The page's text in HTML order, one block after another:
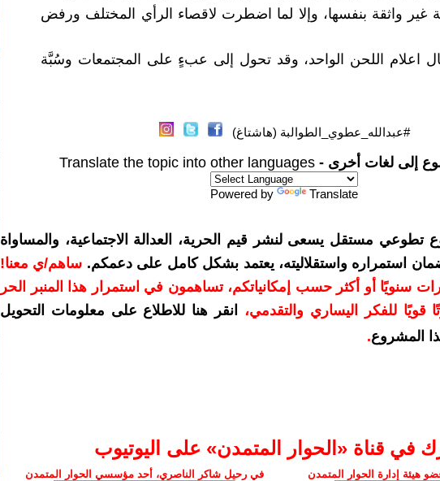
غير واثقة بنفسها، وإلا لما اضطرت لاقصاء الرأي المختلف ورفض
اعلام اللحن الواحد، وقد تحول إلى عبءٍ على المجتمعات وسُبَّة
#عبدالله_عطوي_الطوالبة (هاشتاغ)
إلى لغات أخرى - Translate the topic into other languages
Powered by Translate
تطوعي مستقل يسعى لنشر قيم الحرية، العدالة الاجتماعية، والمساواة
استمراره واستقلاليته، يعتمد بشكل كامل على دعمكم. ساهم/ي معنا!
بمبلغ 10 دولارات سنويًا أو أكثر حسب إمكانياتكم، تساهمون في استمرار هذا المنبر الحر
قويًا للفكر اليساري والتقدمي،
انقر هنا للاطلاع على معلومات التحويل
المشروع.
في قناة ‫«الحوار المتمدن» على اليوتيوب
هيئة إدارة الحوار المتمدن في رحيل شاكر الناصري، أحد مؤسسي الحوار المتمدن